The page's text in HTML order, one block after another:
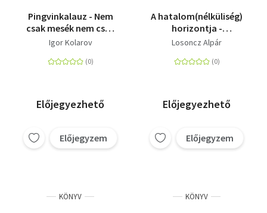
Pingvinkalauz - Nem
csak mesék nem csak
gyerekeknek
Igor Kolarov
Előjegyezhető
Előjegyzem
A hatalom(nélküliség)
horizontja -
Hommage á Új
Losoncz Alpár
Előjegyezhető
Előjegyzem
KÖNYV KÖNYV